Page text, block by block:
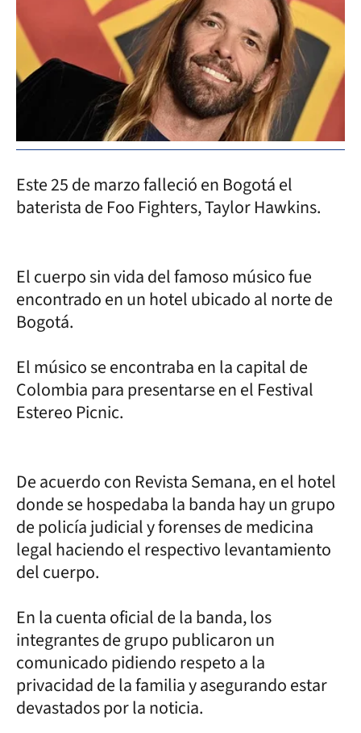
Este 25 de marzo falleció en Bogotá el
baterista de Foo Fighters, Taylor Hawkins.
El cuerpo sin vida del famoso músico fue
encontrado en un hotel ubicado al norte de
Bogotá.
El músico se encontraba en la capital de
Colombia para presentarse en el Festival
Estereo Picnic.
De acuerdo con Revista Semana, en el hotel
donde se hospedaba la banda hay un grupo
de policía judicial y forenses de medicina
legal haciendo el respectivo levantamiento
del cuerpo.
En la cuenta oficial de la banda, los
integrantes de grupo publicaron un
comunicado pidiendo respeto a la
privacidad de la familia y asegurando estar
devastados por la noticia.